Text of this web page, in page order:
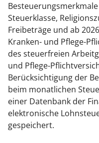
Steuerklasse,
Freibeträge und ab 2026
Kranken- und Pflege-
des steuerfreien
und Pflege-
Berücksichtigung der
beim monatlichen
einer Datenbank der
elektronische
gespeichert.